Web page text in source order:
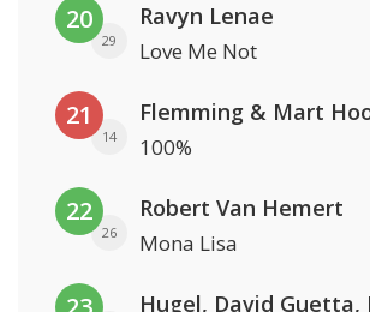
20
29
Ravyn Lenae
Love Me Not
21
14
Flemming & Mart
100%
22
26
Robert Van Hemert
Mona Lisa